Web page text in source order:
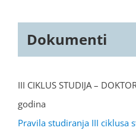
Dokumenti
III CIKLUS STUDIJA –
godina
Pravila studiranja III ciklusa